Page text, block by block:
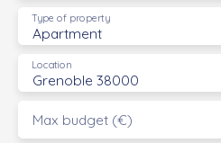
Apartment
Type of property
Grenoble 38000
Location
Max budget (€)